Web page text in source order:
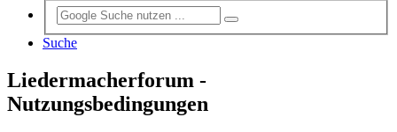
Suche
Liedermacherforum -
Nutzungsbedingungen